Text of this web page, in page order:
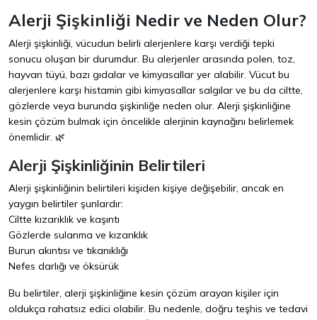
Alerji Şişkinliği Nedir ve Neden Olur?
Alerji şişkinliği, vücudun belirli alerjenlere karşı verdiği tepki
sonucu oluşan bir durumdur. Bu alerjenler arasında polen, toz,
hayvan tüyü, bazı gıdalar ve kimyasallar yer alabilir. Vücut bu
alerjenlere karşı histamin gibi kimyasallar salgılar ve bu da ciltte,
gözlerde veya burunda şişkinliğe neden olur. Alerji şişkinliğine
kesin çözüm bulmak için öncelikle alerjinin kaynağını belirlemek
önemlidir. 🌿
Alerji Şişkinliğinin Belirtileri
Alerji şişkinliğinin belirtileri kişiden kişiye değişebilir, ancak en
yaygın belirtiler şunlardır:
Ciltte kızarıklık ve kaşıntı
Gözlerde sulanma ve kızarıklık
Burun akıntısı ve tıkanıklığı
Nefes darlığı ve öksürük
Bu belirtiler, alerji şişkinliğine kesin çözüm arayan kişiler için
oldukça rahatsız edici olabilir. Bu nedenle, doğru teşhis ve tedavi